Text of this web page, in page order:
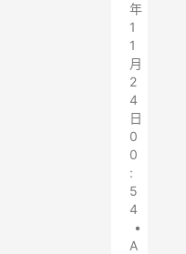
年
1
1
月
2
4
日
0
0
:
5
4
•
A